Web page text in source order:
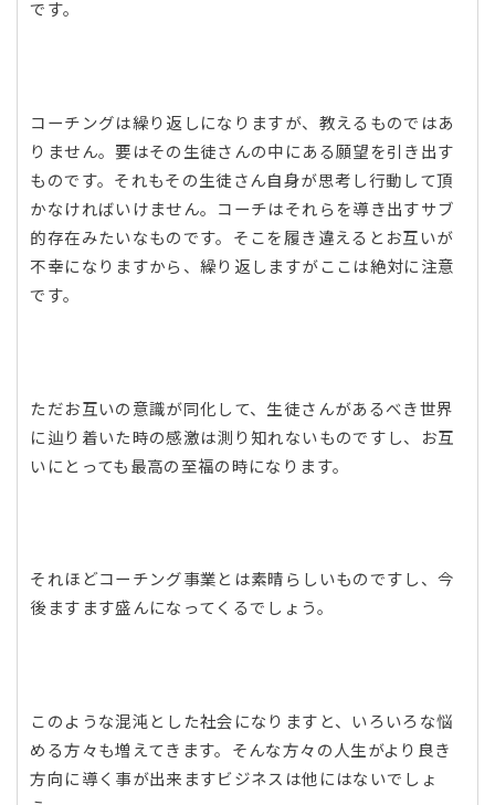
です。
コーチングは繰り返しになりますが、教えるものではあ
りません。要はその生徒さんの中にある願望を引き出す
ものです。それもその生徒さん自身が思考し行動して頂
かなければいけません。コーチはそれらを導き出すサブ
的存在みたいなものです。そこを履き違えるとお互いが
不幸になりますから、繰り返しますがここは絶対に注意
です。
ただお互いの意識が同化して、生徒さんがあるべき世界
に辿り着いた時の感激は測り知れないものですし、お互
いにとっても最高の至福の時になります。
それほどコーチング事業とは素晴らしいものですし、今
後ますます盛んになってくるでしょう。
このような混沌とした社会になりますと、いろいろな悩
める方々も増えてきます。そんな方々の人生がより良き
方向に導く事が出来ますビジネスは他にはないでしょ